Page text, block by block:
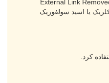
[External Link
یا اسید سولفوریک